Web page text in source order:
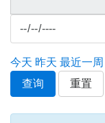
今天 昨天 最近一周
查询
重置